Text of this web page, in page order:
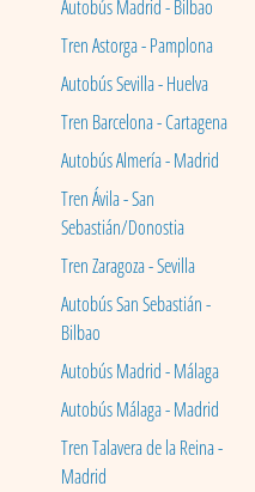
Autobús Madrid - Bilbao
Tren Astorga - Pamplona
Autobús Sevilla - Huelva
Tren Barcelona - Cartagena
Autobús Almería - Madrid
Tren Ávila - San
Sebastián/Donostia
Tren Zaragoza - Sevilla
Autobús San Sebastián -
Bilbao
Autobús Madrid - Málaga
Autobús Málaga - Madrid
Tren Talavera de la Reina -
Madrid